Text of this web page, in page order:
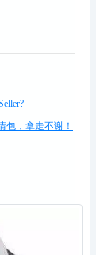
包，拿走不谢！